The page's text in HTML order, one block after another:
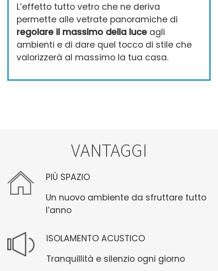
L’effetto tutto vetro che ne deriva
permette alle vetrate panoramiche di
regolare il massimo della luce agli
ambienti e di dare quel tocco di stile che
valorizzerà al massimo la tua casa.
VANTAGGI
PIÙ SPAZIO
Un nuovo ambiente da sfruttare tutto
l’anno
ISOLAMENTO ACUSTICO
Tranquillità e silenzio ogni giorno